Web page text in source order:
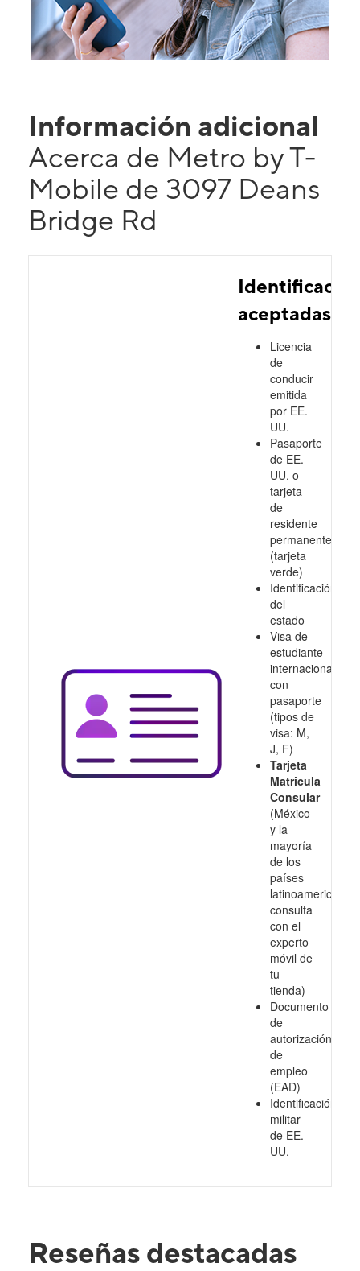
Información adicional
Acerca de Metro by T-
Mobile de 3097 Deans
Bridge Rd
aceptadas
Licencia
de
conducir
emitida
por EE.
UU.
Pasaporte
de EE.
UU. o
tarjeta
de
residente
permanente
(tarjeta
verde)
Identificación
del
estado
Visa de
estudiante
internacional
con
pasaporte
(tipos de
visa: M,
J, F)
Tarjeta
Matricula
Consular
(México
y la
mayoría
de los
países
latinoamericanos,
consulta
con el
experto
móvil de
tu
tienda)
Documento
de
autorización
de
empleo
(EAD)
Identificación
militar
de EE.
UU.
Reseñas destacadas